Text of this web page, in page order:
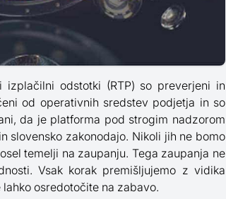
odstotki (RTP) so preverjeni in
od operativnih sredstev podjetja in so
da je platforma pod strogim nadzorom
slovensko zakonodajo. Nikoli jih ne bomo
temelji na zaupanju. Tega zaupanja ne
Vsak korak premišljujemo z vidika
osredotočite na zabavo.